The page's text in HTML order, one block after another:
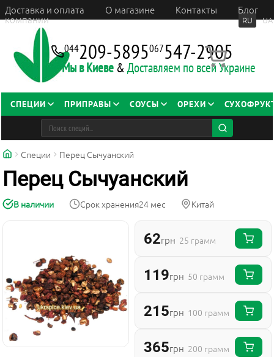
Доставка и оплата О магазине Контакты Блог
компании RU UA
044209-5895067547-2905
Мы в Киеве &Доставляем по всей Украине
СПЕЦИИ ПРИПРАВЫ СОУСЫ ОРЕХИ
Специи Перец Сычуанский
Перец Сычуанский
В наличии Срок хранения24 мес Китай
62грн 25 грамм
119грн 50 грамм
215грн 100 грамм
365грн 200 грамм